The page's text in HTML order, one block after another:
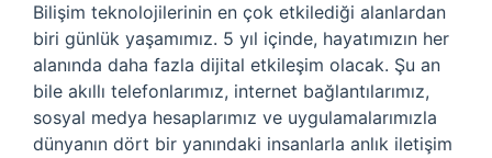
Bilişim teknolojilerinin en çok etkilediği alanlardan
biri günlük yaşamımız. 5 yıl içinde, hayatımızın her
alanında daha fazla dijital etkileşim olacak. Şu an
bile akıllı telefonlarımız, internet bağlantılarımız,
sosyal medya hesaplarımız ve uygulamalarımızla
dünyanın dört bir yanındaki insanlarla anlık iletişim